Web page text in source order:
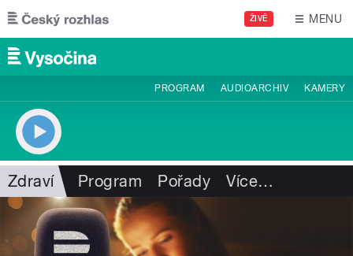
Přejít k hlavnímu obsahu
ŽIVĚ MENU
PROGRAM AUDIOARCHIV KAMERY
Zdraví Program Pořady Více…